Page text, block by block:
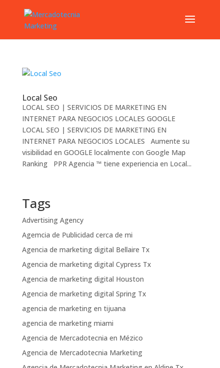
Local Seo
LOCAL SEO | SERVICIOS DE MARKETING EN
INTERNET PARA NEGOCIOS LOCALES GOOGLE
LOCAL SEO | SERVICIOS DE MARKETING EN
INTERNET PARA NEGOCIOS LOCALES Aumente su
visibilidad en GOOGLE localmente con Google Map
Ranking PPR Agencia ™ tiene experiencia en Local...
Tags
Advertising Agency
Agemcia de Publicidad cerca de mi
Agencia de marketing digital Bellaire Tx
Agencia de marketing digital Cypress Tx
Agencia de marketing digital Houston
Agencia de marketing digital Spring Tx
agencia de marketing en tijuana
agencia de marketing miami
Agencia de Mercadotecnia en Mézico
Agencia de Mercadotecnia Marketing